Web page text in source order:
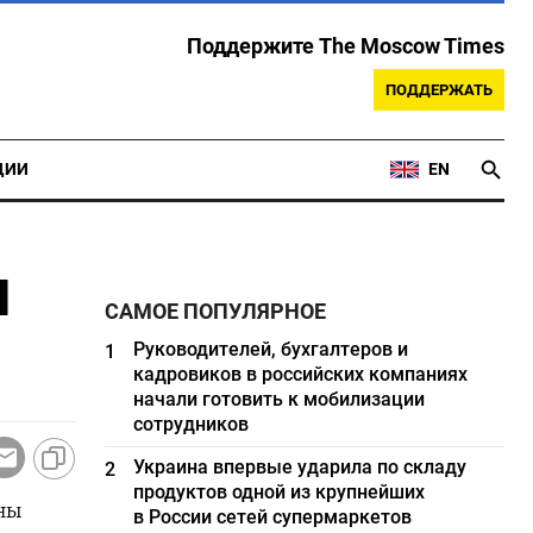
Поддержите The Moscow Times
ПОДДЕРЖАТЬ
EN
САМОЕ ПОПУЛЯРНОЕ
1
Руководителей, бухгалтеров и
кадровиков в российских компаниях
начали готовить к мобилизации
сотрудников
2
Украина впервые ударила по складу
продуктов одной из крупнейших
в России сетей супермаркетов